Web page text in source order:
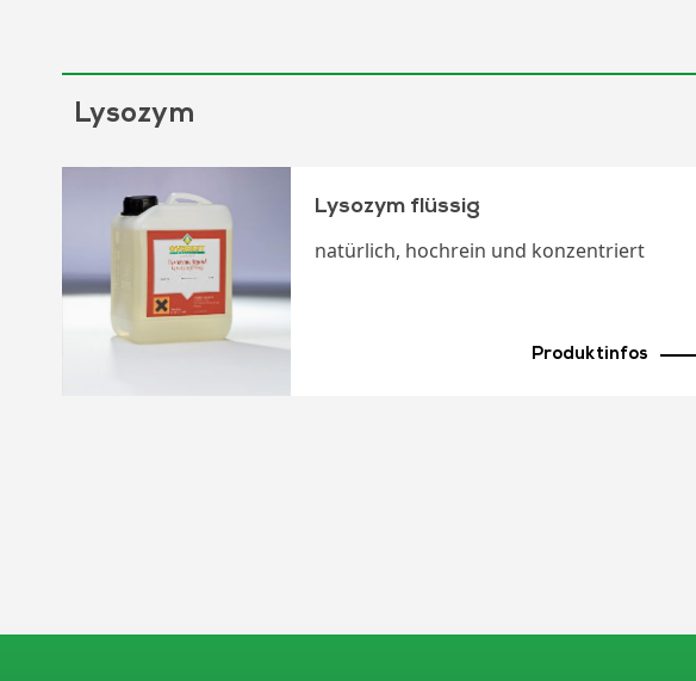
Lysozym
Lysozym flüssig
natürlich, hochrein und konzentriert
Produktinfos